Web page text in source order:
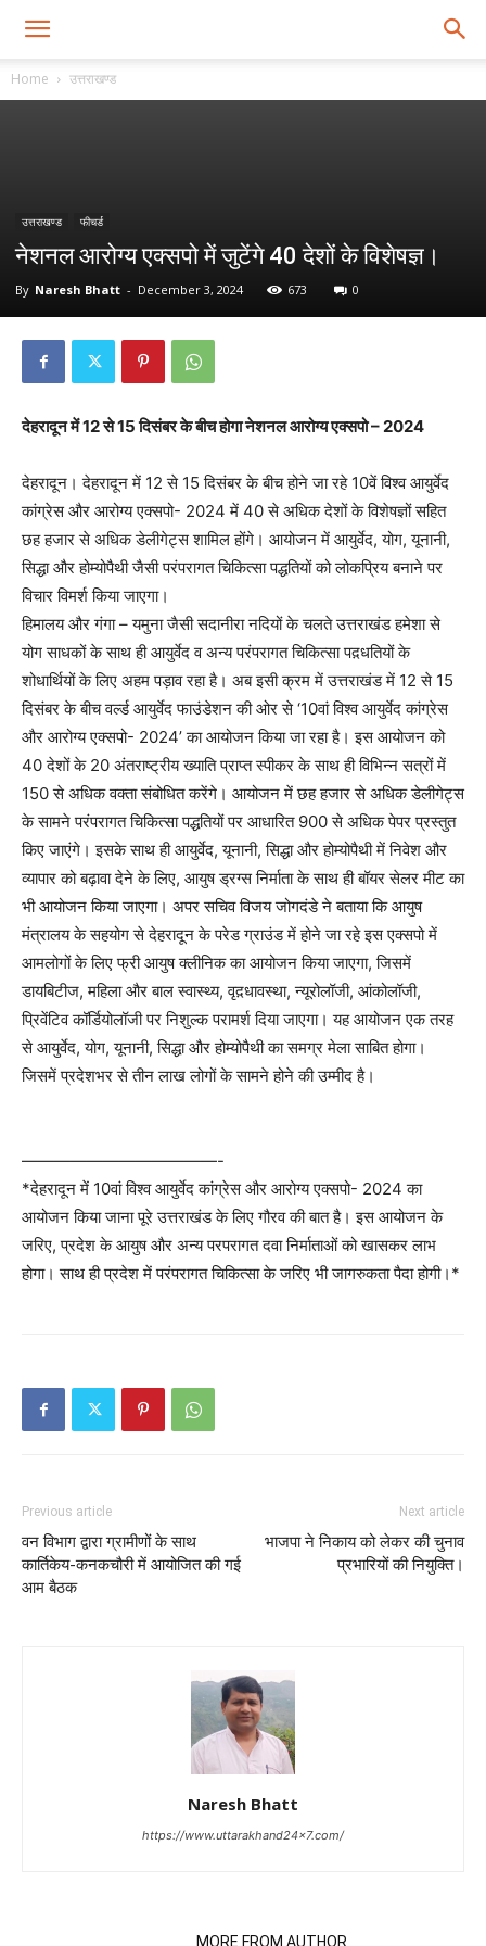
Home उत्तराखण्ड
उत्तराखण्ड फीचर्ड
नेशनल आरोग्य एक्सपो में जुटेंगे 40 देशों के विशेषज्ञ।
By Naresh Bhatt - December 3, 2024 673 0
देहरादून में 12 से 15 दिसंबर के बीच होगा नेशनल आरोग्य एक्सपो – 2024
देहरादून। देहरादून में 12 से 15 दिसंबर के बीच होने जा रहे 10वें विश्व आयुर्वेद
कांग्रेस और आरोग्य एक्सपो- 2024 में 40 से अधिक देशों के विशेषज्ञों सहित
छह हजार से अधिक डेलीगेट्स शामिल होंगे। आयोजन में आयुर्वेद, योग, यूनानी,
सिद्धा और होम्योपैथी जैसी परंपरागत चिकित्सा पद्धतियों को लोकप्रिय बनाने पर
विचार विमर्श किया जाएगा।
हिमालय और गंगा – यमुना जैसी सदानीरा नदियों के चलते उत्तराखंड हमेशा से
योग साधकों के साथ ही आयुर्वेद व अन्य परंपरागत चिकित्सा पद़धतियों के
शोधार्थियों के लिए अहम पड़ाव रहा है। अब इसी क्रम में उत्तराखंड में 12 से 15
दिसंबर के बीच वर्ल्ड आयुर्वेद फाउंडेशन की ओर से ‘10वां विश्व आयुर्वेद कांग्रेस
और आरोग्य एक्सपो- 2024’ का आयोजन किया जा रहा है। इस आयोजन को
40 देशों के 20 अंतराष्ट्रीय ख्याति प्राप्त स्पीकर के साथ ही विभिन्न सत्रों में
150 से अधिक वक्ता संबोधित करेंगे। आयोजन में छह हजार से अधिक डेलीगेट्स
के सामने परंपरागत चिकित्सा पद्धतियों पर आधारित 900 से अधिक पेपर प्रस्तुत
किए जाएंगे। इसके साथ ही आयुर्वेद, यूनानी, सिद्धा और होम्योपैथी में निवेश और
व्यापार को बढ़ावा देने के लिए, आयुष ड्रग्स निर्माता के साथ ही बॉयर सेलर मीट का
भी आयोजन किया जाएगा। अपर सचिव विजय जोगदंडे ने बताया कि आयुष
मंत्रालय के सहयोग से देहरादून के परेड ग्राउंड में होने जा रहे इस एक्सपो में
आमलोगों के लिए फ्री आयुष क्लीनिक का आयोजन किया जाएगा, जिसमें
डायबिटीज, महिला और बाल स्वास्थ्य, वृद़धावस्था, न्यूरोलॉजी, आंकोलॉजी,
प्रिवेंटिव कॉर्डियोलॉजी पर निशुल्क परामर्श दिया जाएगा। यह आयोजन एक तरह
से आयुर्वेद, योग, यूनानी, सिद्धा और होम्योपैथी का समग्र मेला साबित होगा।
जिसमें प्रदेशभर से तीन लाख लोगों के सामने होने की उम्मीद है।
————————————-
*देहरादून में 10वां विश्व आयुर्वेद कांग्रेस और आरोग्य एक्सपो- 2024 का
आयोजन किया जाना पूरे उत्तराखंड के लिए गौरव की बात है। इस आयोजन के
जरिए, प्रदेश के आयुष और अन्य परपरागत दवा निर्माताओं को खासकर लाभ
होगा। साथ ही प्रदेश में परंपरागत चिकित्सा के जरिए भी जागरुकता पैदा होगी।*
Previous article
वन विभाग द्वारा ग्रामीणों के साथ
कार्तिकेय-कनकचौरी में आयोजित की गई
आम बैठक
Next article
भाजपा ने निकाय को लेकर की चुनाव
प्रभारियों की नियुक्ति।
Naresh Bhatt
https://www.uttarakhand24x7.com/
MORE FROM AUTHOR